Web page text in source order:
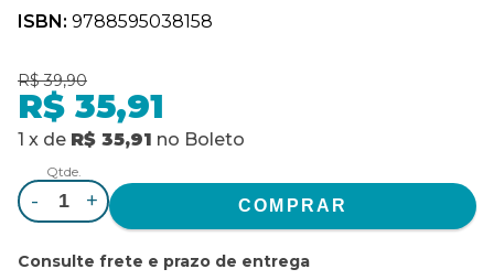
ISBN: 9788595038158
R$ 39,90
R$ 35,91
1 x de R$ 35,91 no Boleto
Qtde.
- +
Consulte frete e prazo de entrega